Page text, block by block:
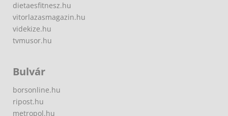
dietaesfitnesz.hu
vitorlazasmagazin.hu
videkize.hu
tvmusor.hu
Bulvár
borsonline.hu
ripost.hu
metropol.hu